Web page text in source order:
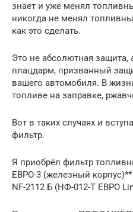
знает и уже менял
никогда не менял
как это сделать.
Это не абсолютная защита,
плацдарм, призванный
вашего автомобиля. В
топливе на заправке,
Вот в таких случаях и
фильтр.
Я приобрёл фильтр
ЕВРО-3 (железный
NF-2112 Б (НФ-012-Т ЕВРО